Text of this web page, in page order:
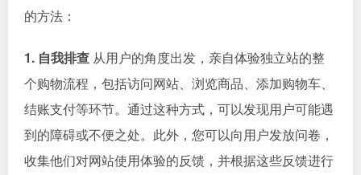
的方法：
1. 自我排查 从用户的角度出发，亲自体验独立站的整
个购物流程，包括访问网站、浏览商品、添加购物车、
结账支付等环节。通过这种方式，可以发现用户可能遇
到的障碍或不便之处。此外，您可以向用户发放问卷，
收集他们对网站使用体验的反馈，并根据这些反馈进行